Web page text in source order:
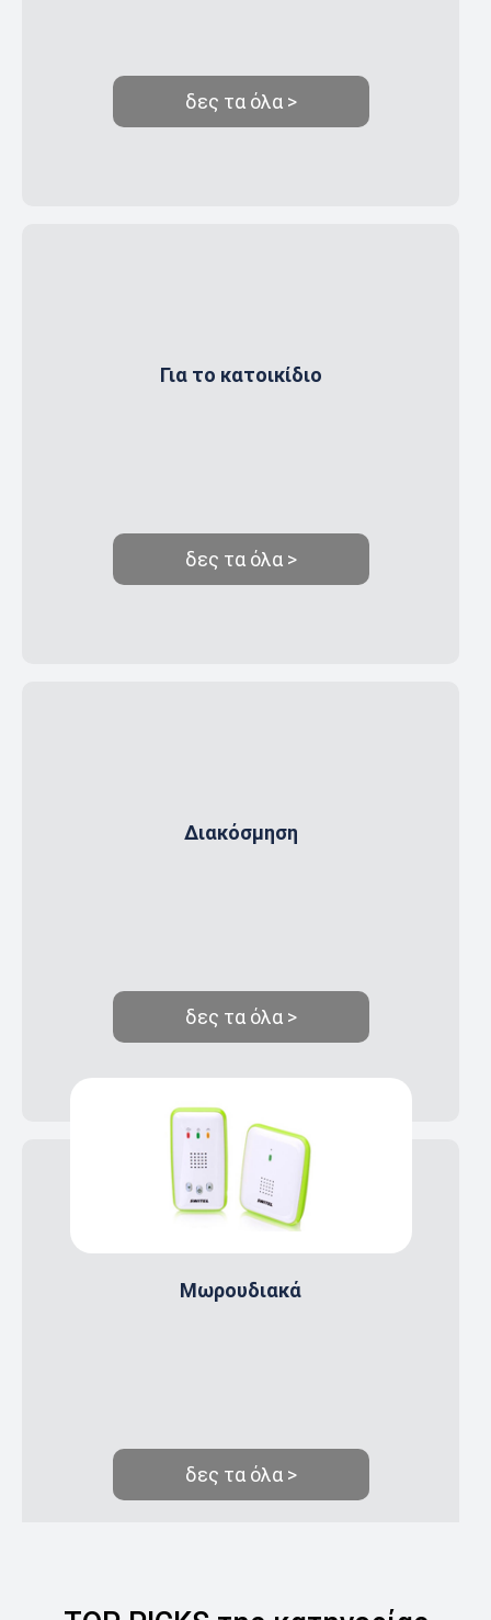
δες τα όλα >
Για το κατοικίδιο
δες τα όλα >
Διακόσμηση
δες τα όλα >
Μωρουδιακά
δες τα όλα >